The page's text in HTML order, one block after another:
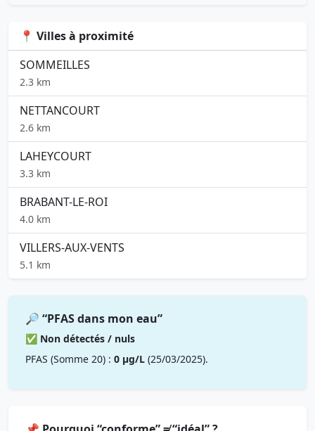
📍 Villes à proximité
SOMMEILLES
2.3 km
NETTANCOURT
2.6 km
LAHEYCOURT
3.3 km
BRABANT-LE-ROI
4.0 km
VILLERS-AUX-VENTS
5.1 km
🔎 “PFAS dans mon eau”
✅ Non détectés / nuls
PFAS (Somme 20) : 0 µg/L (25/03/2025).